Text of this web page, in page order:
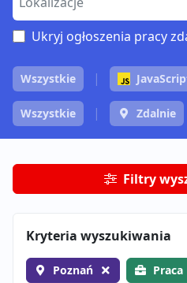
Ukryj ogłoszenia pracy
Wszystkie
Wszystkie Zdalnie
Filtry
Kryteria wyszukiwania
Poznań Praca